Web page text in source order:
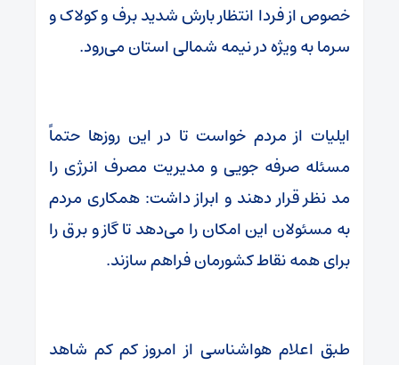
خصوص از فردا انتظار بارش شدید برف و کولاک و
سرما به ویژه در نیمه شمالی استان می‌رود.
ایلیات از مردم خواست تا در این روزها حتماً
مسئله صرفه جویی و مدیریت مصرف انرژی را
مد نظر قرار دهند و ابراز داشت: همکاری مردم
به مسئولان این امکان را می‌دهد تا گاز و برق را
برای همه نقاط کشورمان فراهم سازند.
طبق اعلام هواشناسی از امروز کم کم شاهد